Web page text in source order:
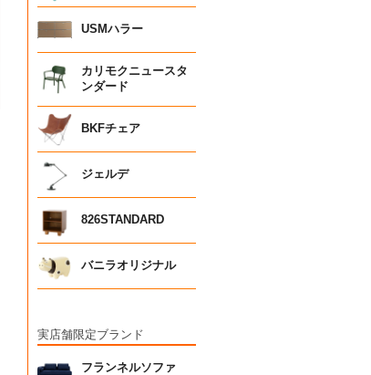
USMハラー
カリモクニュースタ
ンダード
BKFチェア
ジェルデ
826STANDARD
バニラオリジナル
実店舗限定ブランド
フランネルソファ